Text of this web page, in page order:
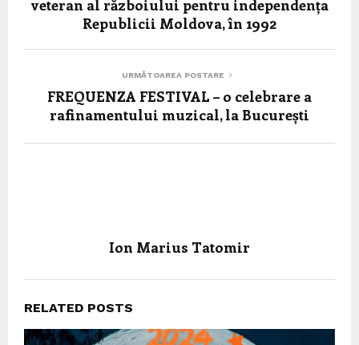
veteran al războiului pentru independența
Republicii Moldova, în 1992
URMĂTOAREA POSTARE
FREQUENZA FESTIVAL – o celebrare a
rafinamentului muzical, la București
Ion Marius Tatomir
RELATED POSTS